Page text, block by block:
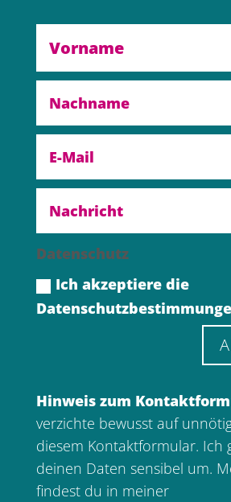
Datenschutz
Ich akzeptiere die
Hinweis zum
verzichte bewusst auf
diesem Kontaktformular. Ich
deinen Daten sensibel um.
findest du in meiner